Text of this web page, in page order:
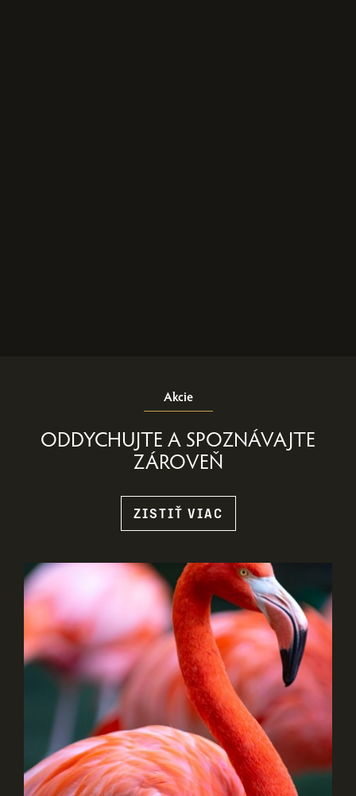
Akcie
ODDYCHUJTE A SPOZNÁVAJTE
ZÁROVEŇ
ZISTIŤ VIAC